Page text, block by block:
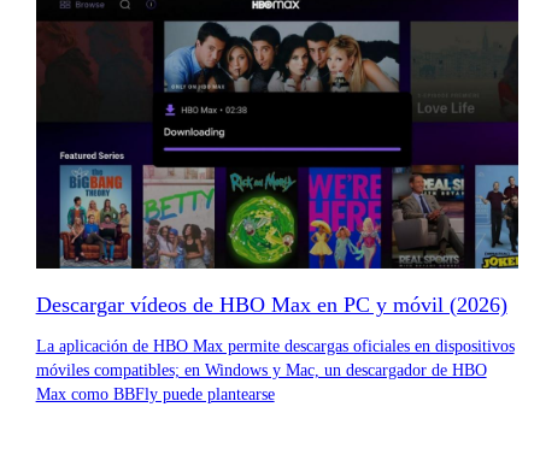
Descargar vídeos de HBO Max en PC y móvil (2026)
La aplicación de HBO Max permite descargas oficiales en dispositivos
móviles compatibles; en Windows y Mac, un descargador de HBO
Max como BBFly puede plantearse